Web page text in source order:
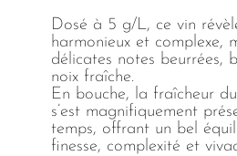
Dosé à 5 g/L, ce vin
harmonieux et complexe,
délicates notes beurrées,
noix fraîche.
En bouche, la fraîcheur
s’est magnifiquement
temps, offrant un bel
finesse, complexité et